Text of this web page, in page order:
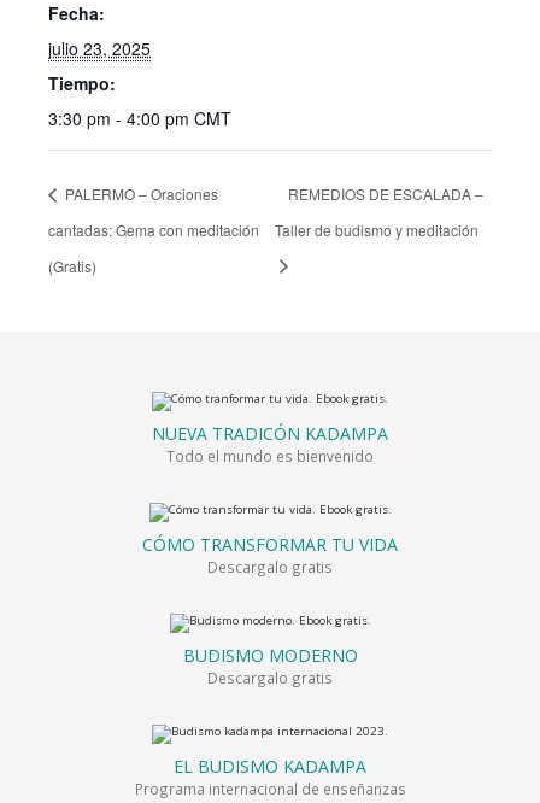
Fecha:
julio 23, 2025
Tiempo:
3:30 pm - 4:00 pm CMT
PALERMO – Oraciones
cantadas: Gema con meditación
(Gratis)
REMEDIOS DE ESCALADA –
Taller de budismo y meditación
NUEVA TRADICÓN KADAMPA
Todo el mundo es bienvenido
CÓMO TRANSFORMAR TU VIDA
Descargalo gratis
BUDISMO MODERNO
Descargalo gratis
EL BUDISMO KADAMPA
Programa internacional de enseñanzas